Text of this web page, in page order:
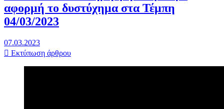
αφορμή το δυστύχημα στα Τέμπη
04/03/2023
07.03.2023
Εκτύπωση άρθρου